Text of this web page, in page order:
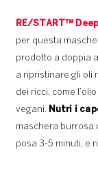
RE/START™
per questa
prodotto a doppia
a ripristinare gli oli
dei ricci, come
vegani. Nutri i
maschera burrosa
posa 3-5 minuti, e